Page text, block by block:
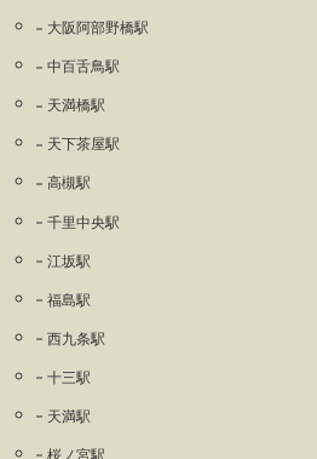
大阪阿部野橋駅
中百舌鳥駅
天満橋駅
天下茶屋駅
高槻駅
千里中央駅
江坂駅
福島駅
西九条駅
十三駅
天満駅
桜ノ宮駅